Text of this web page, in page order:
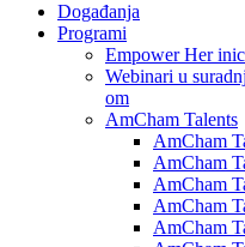
Događanja
Programi
Empower Her
Webinari u
om
AmCham Talents
AmCham
AmCham
AmCham
AmCham
AmCham